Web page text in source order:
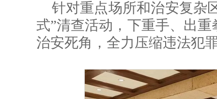
针对重点场所和治安复杂
式”清查活动，下重手、出
治安死角，全力压缩违法犯